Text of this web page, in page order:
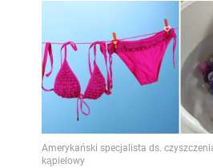
Amerykański specjalista ds.
kąpielowy